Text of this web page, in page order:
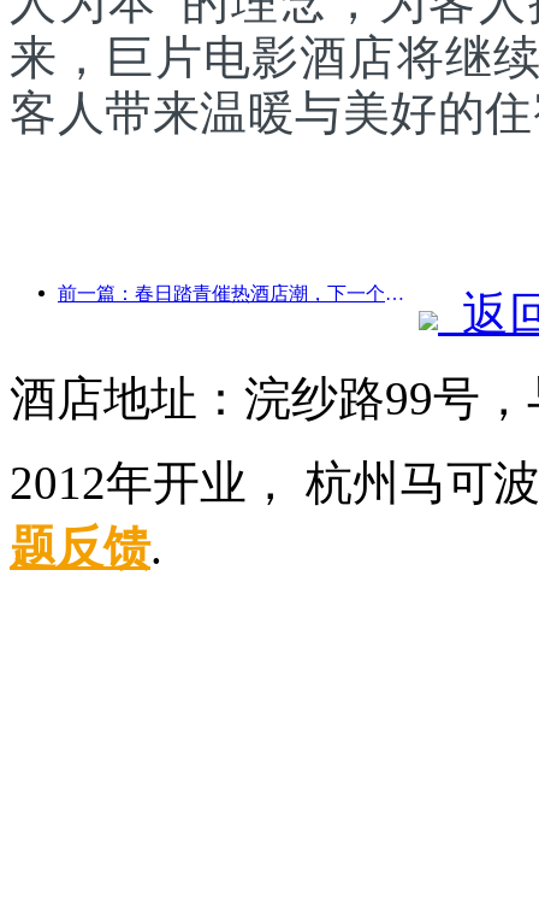
来，巨片电影酒店将继
客人带来温暖与美好的
前一篇：春日踏青催热酒店潮，下一个酒店投资关键期是现在？
返
酒店地址：浣纱路99号
2012年开业， 杭州马
题反馈.